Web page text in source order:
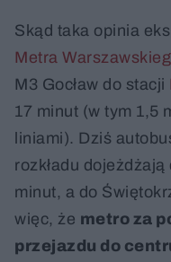
Skąd taka opinia
Metra
M3 Gocław do stacji
17 minut (w tym 1,5
liniami). Dziś
rozkładu
minut, a do
więc, że metro za
przejazdu do